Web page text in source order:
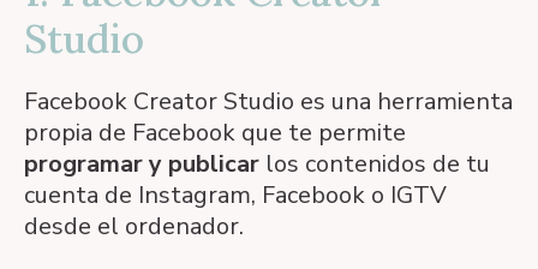
Studio
Facebook Creator Studio es una herramienta
propia de Facebook que te permite
programar y publicar los contenidos de tu
cuenta de Instagram, Facebook o IGTV
desde el ordenador.